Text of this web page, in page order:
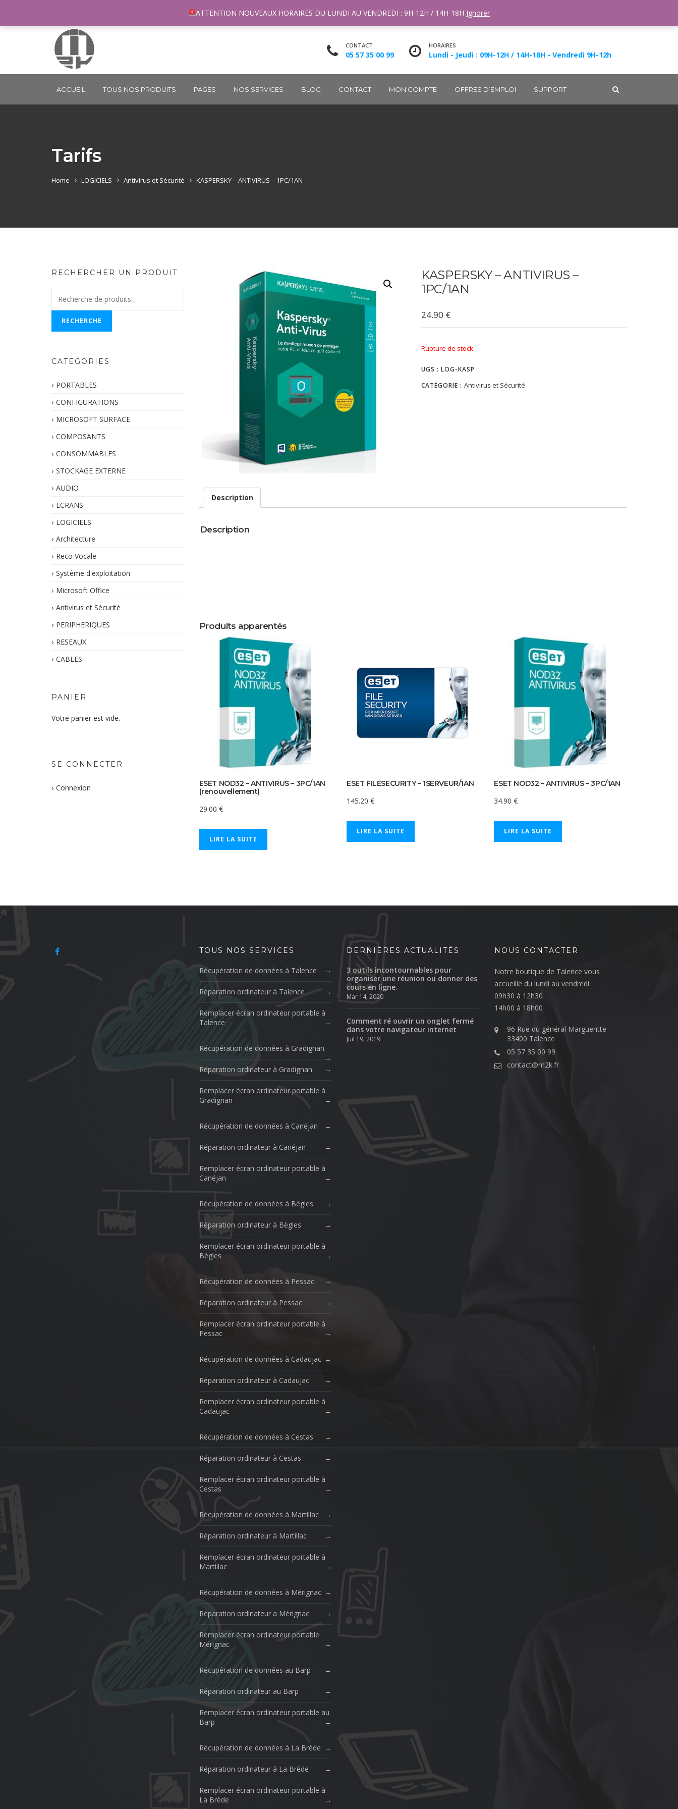
96 rue du Général Margueritte 33400 TALENCE contact@m2k.fr
CONTACT
05 57 35 00 99
HORAIRES
Lundi - Jeudi : 09H-12H / 14H-18H - Vendredi 9H-12h
ACCUEIL TOUS NOS PRODUITS PAGES NOS SERVICES BLOG CONTACT MON COMPTE OFFRES D’EMPLOI SUPPORT
Tarifs
Home LOGICIELS Antivirus et Sécurité KASPERSKY – ANTIVIRUS – 1PC/1AN
KASPERSKY – ANTIVIRUS –
1PC/1AN
24.90 €
Rupture de stock
UGS :LOG-KASP
CATÉGORIE :Antivirus et Sécurité
Description
Description
Produits apparentés
ESET NOD32 – ANTIVIRUS – 3PC/1AN
(renouvellement)
29.00 €
LIRE LA SUITE
ESET FILESECURITY – 1SERVEUR/1AN
145.20 €
LIRE LA SUITE
ESET NOD32 – ANTIVIRUS – 3PC/1AN
34.90€
LIRE LA SUITE
RECHERCHER UN PRODUIT
RECHERCHE
CATEGORIES
PORTABLES
CONFIGURATIONS
MICROSOFT SURFACE
COMPOSANTS
CONSOMMABLES
STOCKAGE EXTERNE
AUDIO
ECRANS
LOGICIELS
Architecture
Reco Vocale
Système d'exploitation
Microsoft Office
Antivirus et Sécurité
PERIPHERIQUES
RESEAUX
CABLES
PANIER
Votre panier est vide.
SE CONNECTER
Connexion
TOUS NOS SERVICES
Récupération de données à Talence
Réparation ordinateur à Talence
Remplacer écran ordinateur portable à
Talence
Récupération de données à Gradignan
Réparation ordinateur à Gradignan
Remplacer écran ordinateur portable à
Gradignan
Récupération de données à Canéjan
Réparation ordinateur à Canéjan
Remplacer écran ordinateur portable à
Canéjan
Récupération de données à Bègles
Réparation ordinateur à Bègles
Remplacer écran ordinateur portable à
Bègles
Récupération de données à Pessac
Réparation ordinateur à Pessac
Remplacer écran ordinateur portable à
Pessac
Récupération de données à Cadaujac
Réparation ordinateur à Cadaujac
Remplacer écran ordinateur portable à
Cadaujac
Récupération de données à Cestas
Réparation ordinateur à Cestas
Remplacer écran ordinateur portable à
Cestas
Récupération de données à Martillac
Réparation ordinateur à Martillac
Remplacer écran ordinateur portable à
Martillac
Récupération de données à Mérignac
Réparation ordinateur a Mérignac
Remplacer écran ordinateur portable
Mérignac
Récupération de données au Barp
Réparation ordinateur au Barp
Remplacer écran ordinateur portable au
Barp
Récupération de données à La Brède
Réparation ordinateur à La Brède
Remplacer écran ordinateur portable à
La Brède
DERNIÈRES ACTUALITÉS
3 outils incontournables pour
organiser une réunion ou donner des
cours en ligne.
Mar 14, 2020
Comment ré ouvrir un onglet fermé
dans votre navigateur internet
Juil 19, 2019
NOUS CONTACTER
Notre boutique de Talence vous
accueille du lundi au vendredi :
09h30 à 12h30
14h00 à 18h00
96 Rue du général Margueritte
33400 Talence
05 57 35 00 99
contact@m2k.fr
ATTENTION NOUVEAUX HORAIRES DU LUNDI AU VENDREDI : 9H-12H / 14H-18H Ignorer